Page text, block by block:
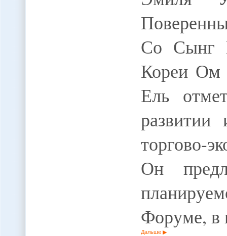
Со Сынг
Кореи Ом
Ель
развитии
торгово-
Он
Форуме,
Дальше